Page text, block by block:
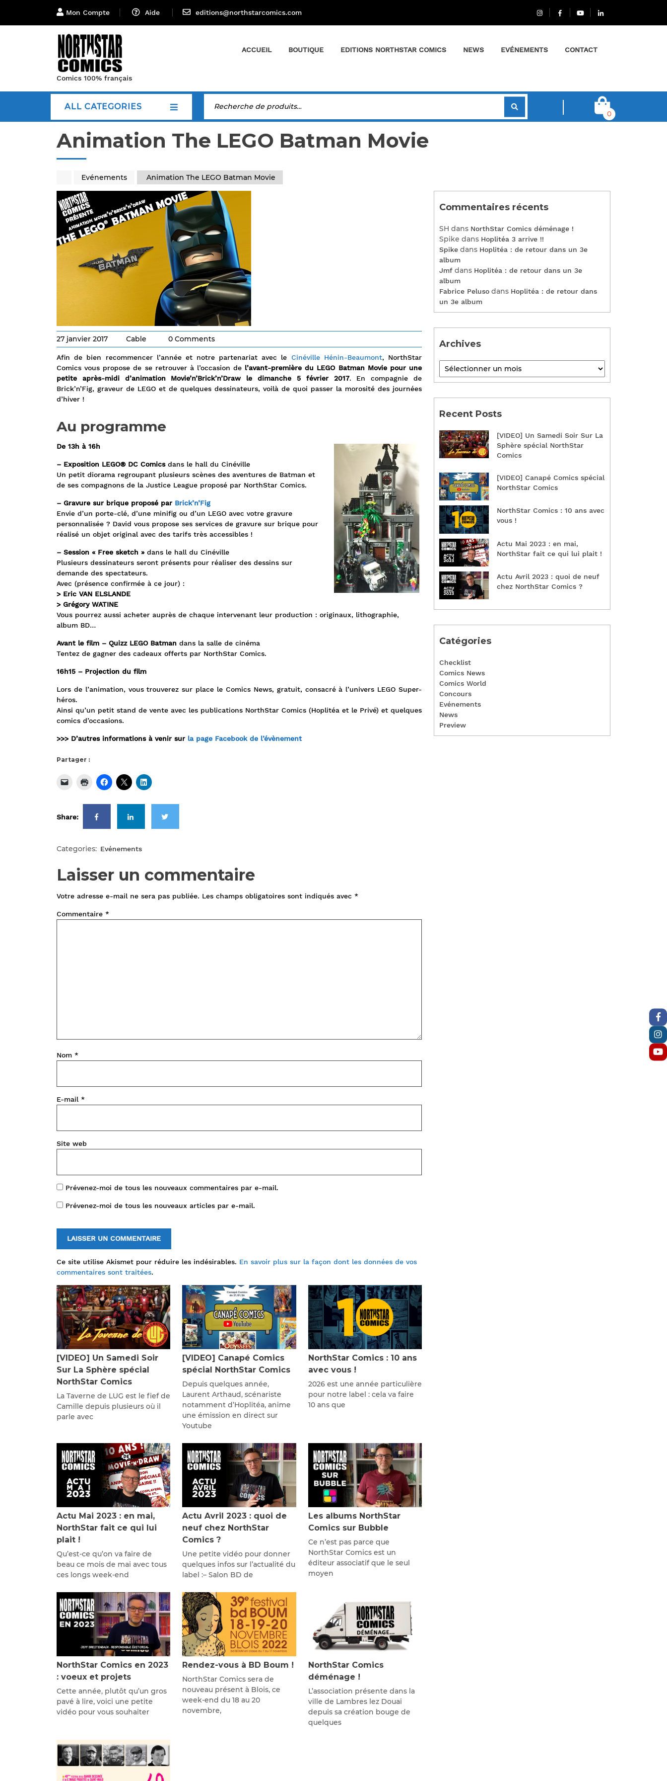
Mon Compte Aide editions@northstarcomics.com
Comics 100% français
ACCUEIL BOUTIQUE EDITIONS NORTHSTAR COMICS NEWS EVÉNEMENTS CONTACT
ALL CATEGORIES
0
Animation The LEGO Batman Movie
Evénements Animation The LEGO Batman Movie
27 janvier 2017 Cable 0 Comments
Afin de bien recommencer l’année et notre partenariat avec le Cinéville Hénin-Beaumont, NorthStar
Comics vous propose de se retrouver à l’occasion de l’avant-première du LEGO Batman Movie pour une
petite après-midi d’animation Movie’n’Brick’n’Draw le dimanche 5 février 2017. En compagnie de
Brick’n’Fig, graveur de LEGO et de quelques dessinateurs, voilà de quoi passer la morosité des journées
d’hiver !
Au programme
De 13h à 16h
– Exposition LEGO® DC Comicsdans le hall du Cinéville
Un petit diorama regroupant plusieurs scènes des aventures de Batman et
de ses compagnons de la Justice League proposé par NorthStar Comics.
– Gravure sur brique proposé par Brick’n’Fig
Envie d’un porte-clé, d’une minifig ou d’un LEGO avec votre gravure
personnalisée ? David vous propose ses services de gravure sur brique pour
réalisé un objet original avec des tarifs très accessibles !
– Session « Free sketch »dans le hall du Cinéville
Plusieurs dessinateurs seront présents pour réaliser des dessins sur
demande des spectateurs.
Avec (présence confirmée à ce jour) :
> Eric VAN ELSLANDE
> Grégory WATINE
Vous pourrez aussi acheter auprès de chaque intervenant leur production : originaux, lithographie,
album BD…
Avant le film – Quizz LEGO Batman dans la salle de cinéma
Tentez de gagner des cadeaux offerts par NorthStar Comics.
16h15 – Projection du film
Lors de l’animation, vous trouverez sur place le Comics News, gratuit, consacré à l’univers LEGO Super-
héros.
Ainsi qu’un petit stand de vente avec les publications NorthStar Comics (Hoplitéa et le Privé) et quelques
comics d’occasions.
>>> D’autres informations à venir sur la page Facebook de l’évènement
Partager :
Share:
Categories: Evénements
Laisser un commentaire
Votre adresse e-mail ne sera pas publiée. Les champs obligatoires sont indiqués avec *
Commentaire *
Nom *
E-mail *
Site web
Prévenez-moi de tous les nouveaux commentaires par e-mail.
Prévenez-moi de tous les nouveaux articles par e-mail.
Ce site utilise Akismet pour réduire les indésirables. En savoir plus sur la façon dont les données de vos
commentaires sont traitées.
[VIDEO] Un Samedi Soir
Sur La Sphère spécial
NorthStar Comics
La Taverne de LUG est le fief de
Camille depuis plusieurs où il
parle avec
[VIDEO] Canapé Comics
spécial NorthStar Comics
Depuis quelques année,
Laurent Arthaud, scénariste
notamment d’Hoplitéa, anime
une émission en direct sur
Youtube
NorthStar Comics : 10 ans
avec vous !
2026 est une année particulière
pour notre label : cela va faire
10 ans que
Actu Mai 2023 : en mai,
NorthStar fait ce qui lui
plait !
Qu’est-ce qu’on va faire de
beau ce mois de mai avec tous
ces longs week-end
Actu Avril 2023 : quoi de
neuf chez NorthStar
Comics ?
Une petite vidéo pour donner
quelques infos sur l’actualité du
label :– Salon BD de
Les albums NorthStar
Comics sur Bubble
Ce n’est pas parce que
NorthStar Comics est un
éditeur associatif que le seul
moyen
NorthStar Comics en 2023
: voeux et projets
Cette année, plutôt qu’un gros
pavé à lire, voici une petite
vidéo pour vous souhaiter
Rendez-vous à BD Boum !
NorthStar Comics sera de
nouveau présent à Blois, ce
week-end du 18 au 20
novembre,
NorthStar Comics
déménage !
L’association présente dans la
ville de Lambres lez Douai
depuis sa création bouge de
quelques
Commentaires récents
SH dans NorthStar Comics déménage !
Spike dans Hoplitéa 3 arrive !!
Spike dans Hoplitéa : de retour dans un 3e
album
Jmf dans Hoplitéa : de retour dans un 3e
album
Fabrice Peluso dans Hoplitéa : de retour dans
un 3e album
Archives
Recent Posts
[VIDEO] Un Samedi Soir Sur La
Sphère spécial NorthStar
Comics
[VIDEO] Canapé Comics spécial
NorthStar Comics
NorthStar Comics : 10 ans avec
vous !
Actu Mai 2023 : en mai,
NorthStar fait ce qui lui plait !
Actu Avril 2023 : quoi de neuf
chez NorthStar Comics ?
Catégories
Checklist
Comics News
Comics World
Concours
Evénements
News
Preview